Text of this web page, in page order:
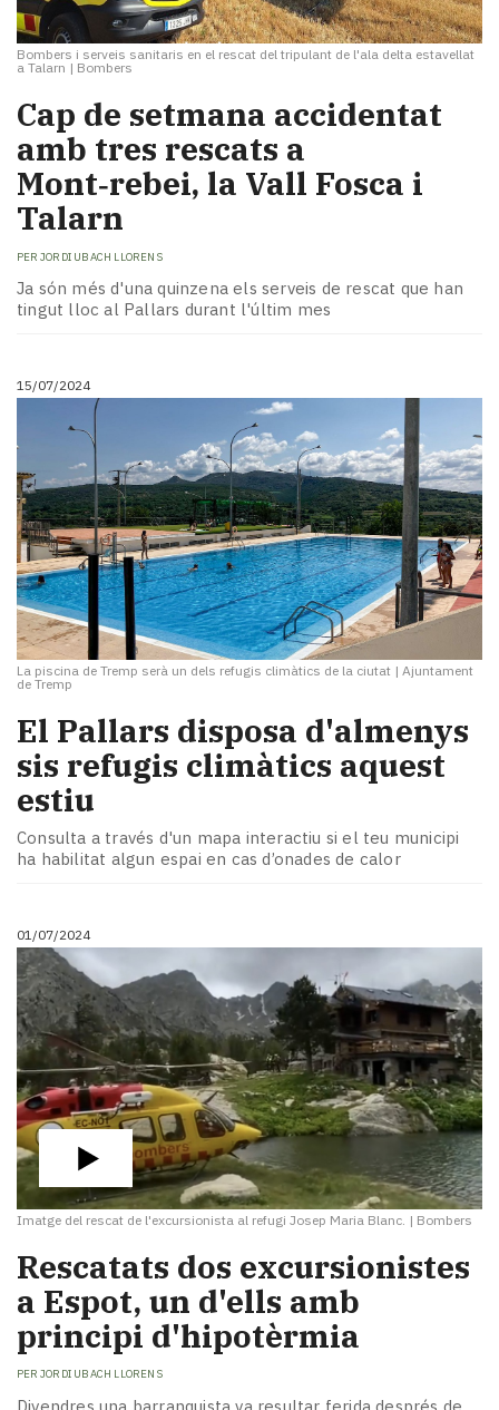
Bombers i serveis sanitaris en el rescat del tripulant de l'ala delta estavellat
a Talarn | Bombers
Cap de setmana accidentat
amb tres rescats a
Mont‑rebei, la Vall Fosca i
Talarn
PER JORDI UBACH LLORENS
Ja són més d'una quinzena els serveis de rescat que han
tingut lloc al Pallars durant l'últim mes
15/07/2024
La piscina de Tremp serà un dels refugis climàtics de la ciutat | Ajuntament
de Tremp
El Pallars disposa d'almenys
sis refugis climàtics aquest
estiu
Consulta a través d'un mapa interactiu si el teu municipi
ha habilitat algun espai en cas d’onades de calor
01/07/2024
Imatge del rescat de l'excursionista al refugi Josep Maria Blanc. | Bombers
Rescatats dos excursionistes
a Espot, un d'ells amb
principi d'hipotèrmia
PER JORDI UBACH LLORENS
Divendres una barranquista va resultar ferida després de